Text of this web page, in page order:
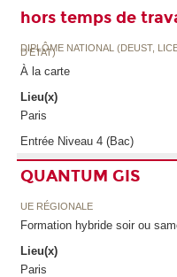
hors temps de
DIPLÔME NATIONAL (DEUST,
D'ETAT)
À la carte
Lieu(x)
Paris
Entrée Niveau 4 (Bac)
QUANTUM GIS
UE RÉGIONALE
Formation hybride soir ou
Lieu(x)
Paris